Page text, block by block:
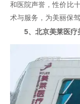
和医院声誉，性价比
术与服务，为美丽保驾
5、北京美莱医疗